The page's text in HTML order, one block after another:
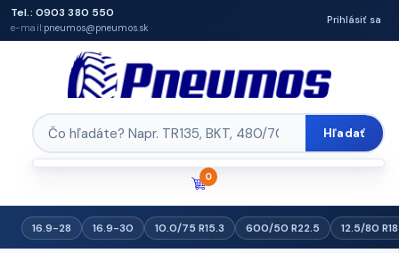
Tel.: 0903 380 550
e-mail:pneumos@pneumos.sk
Prihlásiť sa
Hľadať
0
16.9-28 16.9-30 10.0/75 R15.3 600/50 R22.5 12.5/80 R18